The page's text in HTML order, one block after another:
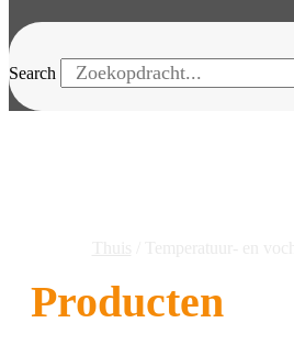
Search
Producten